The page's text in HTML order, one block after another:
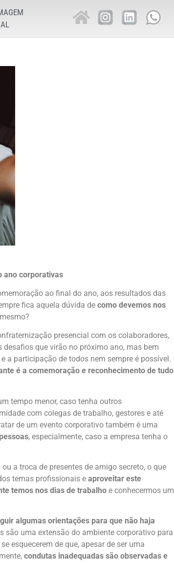
ano corporativas
ao final do ano, aos resultados das
fica aquela dúvida de como devemos nos
presencial com os colaboradores,
que virão no próximo ano, mas bem
a participação de todos nem sempre é possível.
é a comemoração e reconhecimento de tudo
tempo menor, caso tenha outros
com colegas de trabalho, gestores e até
de um evento corporativo também é uma
, especialmente, caso a empresa tenha o
a troca de presentes de amigo secreto, o que
temas profissionais e aproveitar este
temos nos dias de trabalho e conhecermos um
algumas orientações para que não haja
são uma extensão do ambiente corporativo para
esquecerem de que, apesar de ser uma
condutas inadequadas são observadas e